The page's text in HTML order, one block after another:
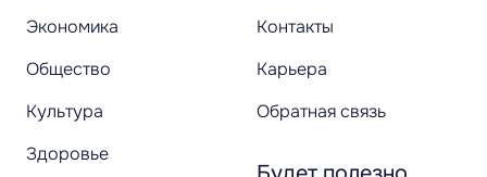
Экономика
Общество
Культура
Здоровье
Контакты
Карьера
Обратная связь